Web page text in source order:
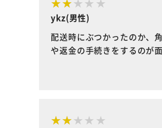
ykz(男性)
配送時にぶつかったのか、
や返金の手続きをするのが